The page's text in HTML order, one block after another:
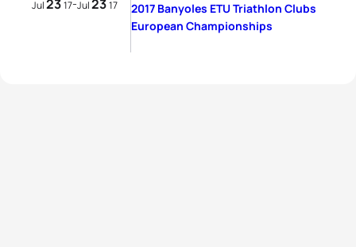
Jul2317-Jul2317
2017 Banyoles ETU Triathlon Clubs
European Championships